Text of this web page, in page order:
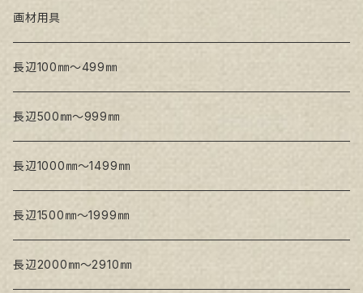
トークロ 赤SP(中目)
Snow White SPC(中目)
GAERA BA(中荒目)
Snow White SPC(中目)
Snow White SLA(中目)
GAERA F(中細目) / BA(中荒目)
Snow White SLA(中目)
Snow White SLH(中太目)
Snow White SPC(中目)
トークロ イエロー
生キャンバス
画材用具
長辺100㎜～499㎜
長辺500㎜～999㎜
長辺1000㎜～1499㎜
長辺1500㎜～1999㎜
長辺2000㎜～2910㎜